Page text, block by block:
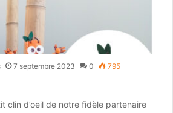
7 septembre 2023 0 795
clin d’oeil de notre fidèle partenaire